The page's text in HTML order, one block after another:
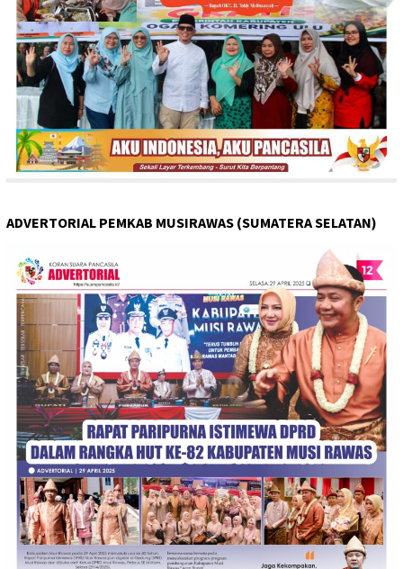
ADVERTORIAL PEMKAB MUSIRAWAS (SUMATERA SELATAN)